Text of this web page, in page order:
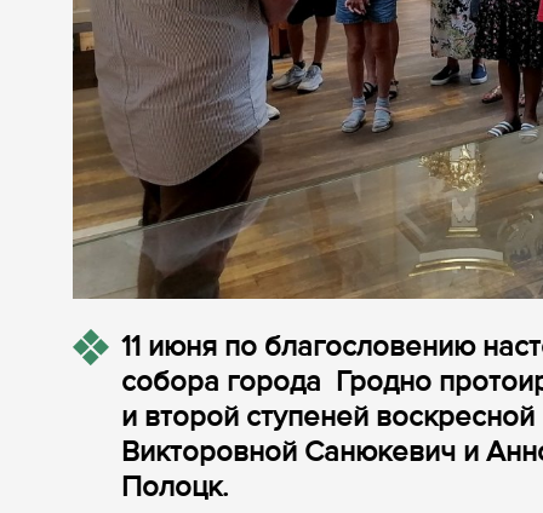
11 июня по благословению
собора города Гродно
и второй ступеней
Викторовной Санюкевич и
Полоцк.